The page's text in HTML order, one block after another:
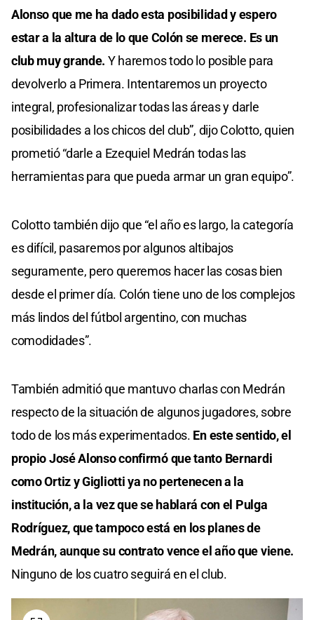
Alonso que me ha dado esta posibilidad y espero
estar a la altura de lo que Colón se merece. Es un
club muy grande. Y haremos todo lo posible para
devolverlo a Primera. Intentaremos un proyecto
integral, profesionalizar todas las áreas y darle
posibilidades a los chicos del club”, dijo Colotto, quien
prometió “darle a Ezequiel Medrán todas las
herramientas para que pueda armar un gran equipo”.
Colotto también dijo que “el año es largo, la categoría
es difícil, pasaremos por algunos altibajos
seguramente, pero queremos hacer las cosas bien
desde el primer día. Colón tiene uno de los complejos
más lindos del fútbol argentino, con muchas
comodidades”.
También admitió que mantuvo charlas con Medrán
respecto de la situación de algunos jugadores, sobre
todo de los más experimentados. En este sentido, el
propio José Alonso confirmó que tanto Bernardi
como Ortiz y Gigliotti ya no pertenecen a la
institución, a la vez que se hablará con el Pulga
Rodríguez, que tampoco está en los planes de
Medrán, aunque su contrato vence el año que viene.
Ninguno de los cuatro seguirá en el club.